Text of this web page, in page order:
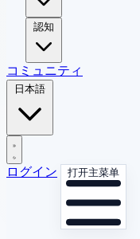
認知
コミュニティ
日本語
ログイン 打开主菜单